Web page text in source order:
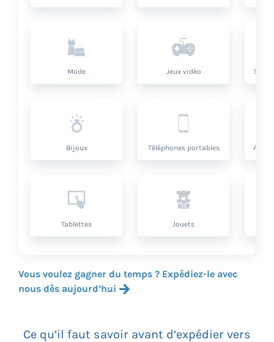
Mode Jeux vidéo
Bijoux Téléphones portables
Tablettes Jouets
Vous voulez gagner du temps ? Expédiez-le avec
nous dès aujourd’hui
Ce qu’il faut savoir avant d’expédier vers